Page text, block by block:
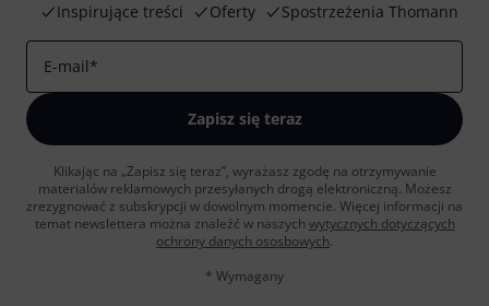
Inspirujące treści
Oferty Spostrzeżenia Thomann
E-mail*
Zapisz się teraz
Klikając na „Zapisz się teraz”, wyrażasz zgodę na otrzymywanie
materialów reklamowych przesyłanych drogą elektroniczną. Możesz
zrezygnować z subskrypcji w dowolnym momencie. Więcej informacji na
temat newslettera można znaleźć w naszych wytycznych dotyczących
ochrony danych ososbowych.
* Wymagany